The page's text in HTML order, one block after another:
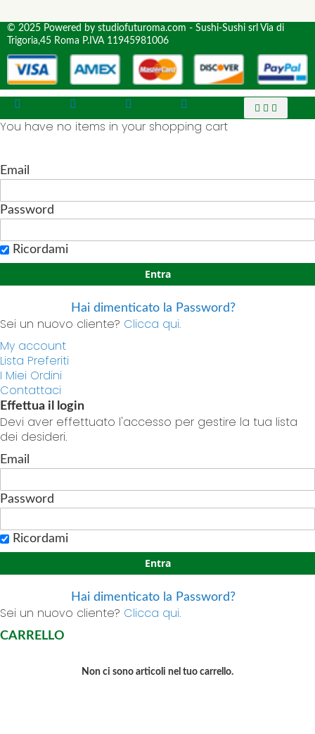
© 2025 Powered by studiofuturoma.com - Sushi-Sushi srl Via di
Trigoria,45 Roma P.IVA 11945981006
You have no items in your shopping cart
Email
Password
Ricordami
Entra
Hai dimenticato la Password?
Sei un nuovo cliente? Clicca qui.
My account
Lista Preferiti
I Miei Ordini
Contattaci
Effettua il login
Devi aver effettuato l'accesso per gestire la tua lista
dei desideri.
Email
Password
Ricordami
Entra
Hai dimenticato la Password?
Sei un nuovo cliente? Clicca qui.
CARRELLO
Non ci sono articoli nel tuo carrello.